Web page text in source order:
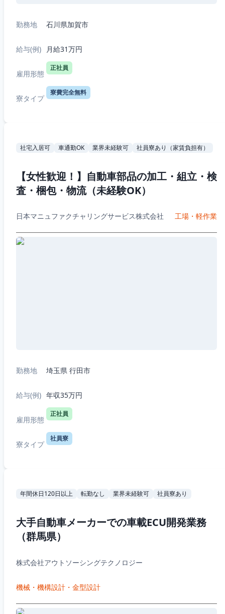
勤務地 石川県加賀市
給与(例) 月給31万円
雇用形態
正社員
寮タイプ
寮費完全無料
社宅入居可 車通勤OK 業界未経験可 社員寮あり（家賃負担有）
【女性歓迎！】自動車部品の加工・組立・検
査・梱包・物流（未経験OK）
日本マニュファクチャリングサービス株式会社 工場・軽作業
勤務地 埼玉県 行田市
給与(例) 年収35万円
雇用形態
正社員
寮タイプ
社員寮
年間休日120日以上 転勤なし 業界未経験可 社員寮あり
大手自動車メーカーでの車載ECU開発業務
（群馬県）
株式会社アウトソーシングテクノロジー
機械・機構設計・金型設計